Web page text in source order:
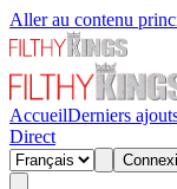
Aller au contenu
AccueilDerniers
Direct